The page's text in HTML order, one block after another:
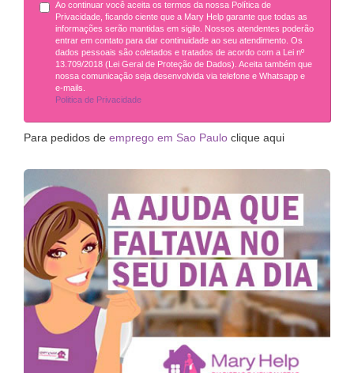
Ao continuar você aceita os termos da nossa Política de
Privacidade, ficando ciente que a Mary Help garante que todas as
informações serão mantidas em sigilo. Nossos atendentes poderão
entrar em contato para dar continuidade ao seu atendimento. Os
dados pessoais são coletados e tratados de acordo com a Lei nº
13.709/2018 (Lei Geral de Proteção de Dados). Aceita também que
nossa comunicação seja desenvolvida via telefone e Whatsapp e
e-mails.
Politica de Privacidade
Para pedidos de emprego em Sao Paulo clique aqui